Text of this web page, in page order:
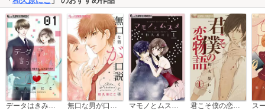
データはきみだと言うけれど 無口な男が口説くには マモノとムスメ【マイクロ】 君こそ僕の恋物語【マイクロ】